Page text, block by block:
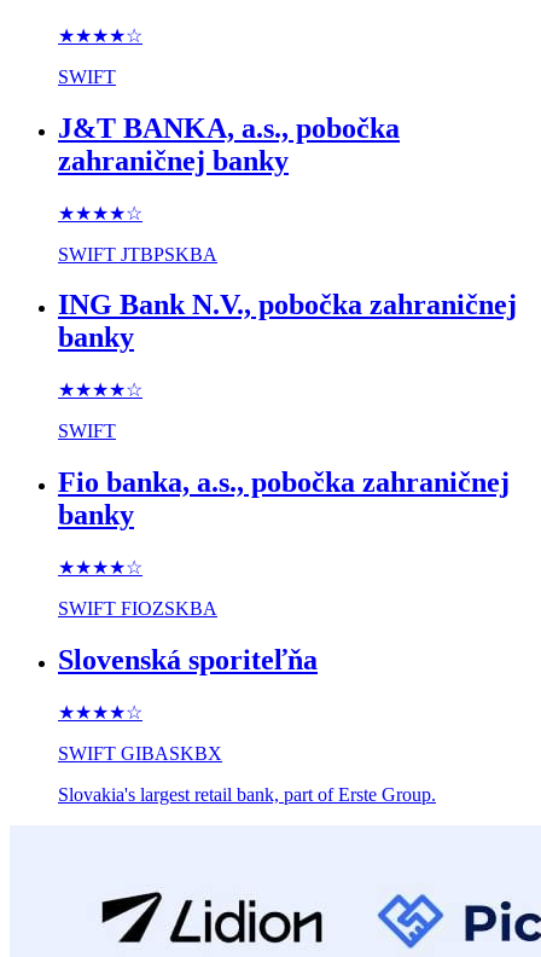
★★★★☆
SWIFT
J&T BANKA, a.s., pobočka
zahraničnej banky
★★★★☆
SWIFT JTBPSKBA
ING Bank N.V., pobočka zahraničnej
banky
★★★★☆
SWIFT
Fio banka, a.s., pobočka zahraničnej
banky
★★★★☆
SWIFT FIOZSKBA
Slovenská sporiteľňa
★★★★☆
SWIFT GIBASKBX
Slovakia's largest retail bank, part of Erste Group.